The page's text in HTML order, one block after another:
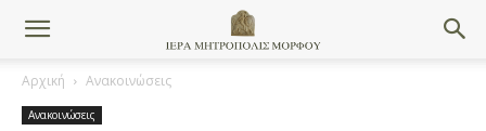
Αρχική Ανακοινώσεις
Ανακοινώσεις